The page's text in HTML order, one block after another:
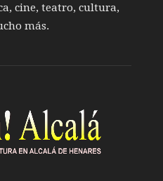
cine, teatro, cultura,
más.